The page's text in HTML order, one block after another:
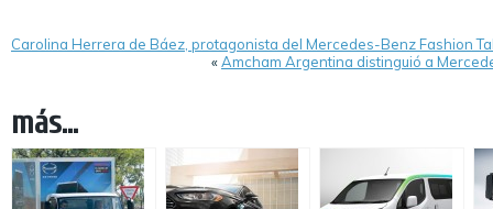
Carolina Herrera de Báez, protagonista del Mercedes-Benz Fashion
«Amcham Argentina distinguió a
más...